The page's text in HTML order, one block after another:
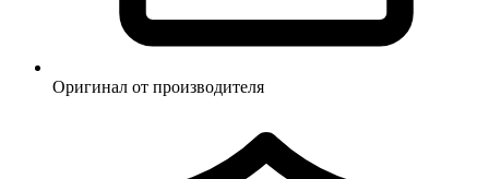
Оригинал от производителя